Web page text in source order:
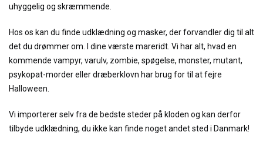
uhyggelig og skræmmende.
Hos os kan du finde udklædning og masker, der forvandler dig til alt
det du drømmer om. I dine værste mareridt. Vi har alt, hvad en
kommende vampyr, varulv, zombie, spøgelse, monster, mutant,
psykopat-morder eller dræberklovn har brug for til at fejre
Halloween.
Vi importerer selv fra de bedste steder på kloden og kan derfor
tilbyde udklædning, du ikke kan finde noget andet sted i Danmark!